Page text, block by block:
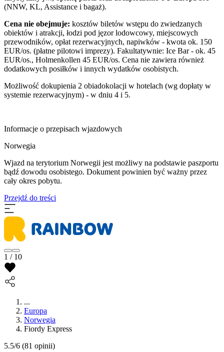
(NNW, KL, Assistance i bagaż).
Cena nie obejmuje: kosztów biletów wstępu do zwiedzanych
obiektów i atrakcji, łodzi pod jęzor lodowcowy, miejscowych
przewodników, opłat rezerwacyjnych, napiwków - kwota ok. 150
EUR/os. (płatne pilotowi imprezy). Fakultatywnie: Ice Bar - ok. 45
EUR/os., Holmenkollen 45 EUR/os. Cena nie zawiera również
dodatkowych posiłków i innych wydatków osobistych.
Możliwość dokupienia 2 obiadokolacji w hotelach (wg dopłaty w
systemie rezerwacyjnym) - w dniu 4 i 5.
Informacje o przepisach wjazdowych
Norwegia
Wjazd na terytorium Norwegii jest możliwy na podstawie paszportu
bądź dowodu osobistego. Dokument powinien być ważny przez
cały okres pobytu.
Przejdź do treści
1 / 10
...
Europa
Norwegia
Fiordy Express
5.5/6 (81 opinii)